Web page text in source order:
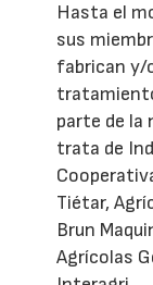
Hasta el
sus
fabrican y/
parte de la
trata de
Tiétar,
Brun
Agrícolas